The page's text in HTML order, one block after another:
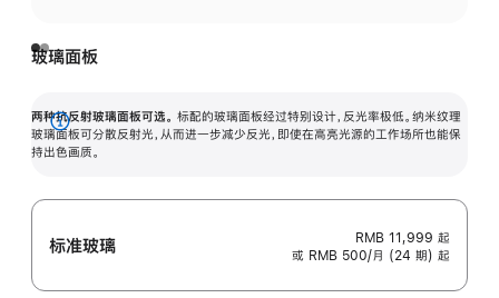
玻璃面板
两种抗反射玻璃面板可选。 标配的玻璃面板经过特别设计，反光率极低。纳米纹理
玻璃面板可分散反射光，从而进一步减少反光，即使在高亮光源的工作场所也能保
持出色画质。
展
开
标准玻璃 RMB 11,999 起
或 RMB 500/月 (24 期) 起